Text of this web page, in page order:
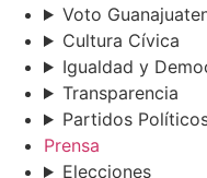
Voto
Cultura Cívica
Igualdad y
Transparencia
Partidos
Prensa
Elecciones